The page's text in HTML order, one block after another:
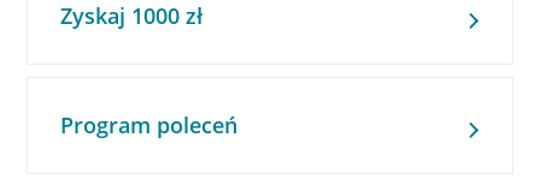
Zyskaj 1000 zł
Program poleceń